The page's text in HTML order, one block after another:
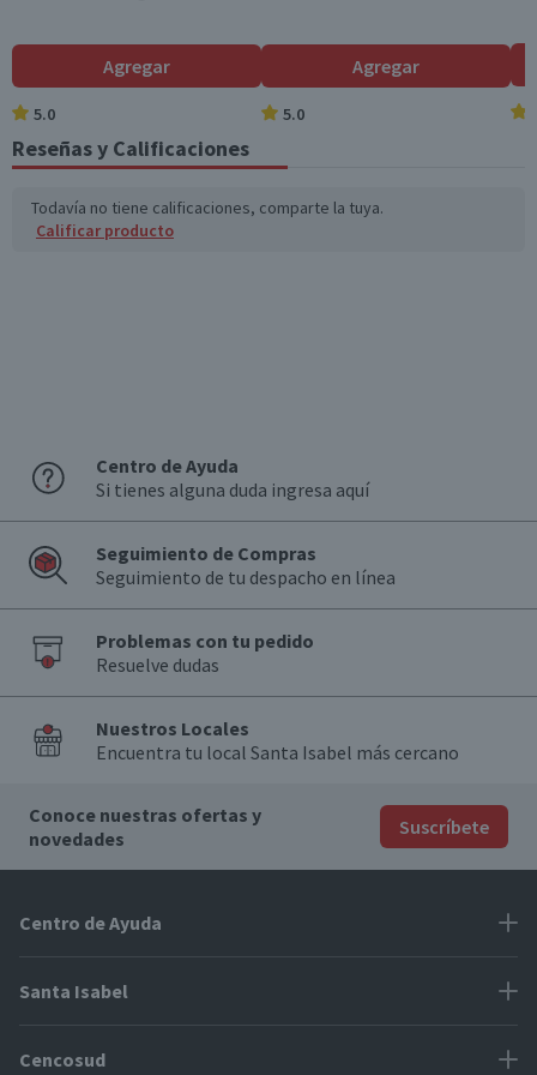
País de Origen
Polonia
Bebida
Garantía Mínima Legal
Válida hasta su fecha de caducidad
Agregar
5.0
Agregar
5.0
Reseñas y Calificaciones
Todavía no tiene calificaciones, comparte la tuya.
Calificar producto
Centro de Ayuda
Si tienes alguna duda ingresa aquí
Seguimiento de Compras
Seguimiento de tu despacho en línea
Problemas con tu pedido
Resuelve dudas
Nuestros Locales
Encuentra tu local Santa Isabel más cercano
Conoce nuestras ofertas y
novedades
Suscríbete
Centro de Ayuda
Problemas con tu pedido
Santa Isabel
Proveedores
Cencosud